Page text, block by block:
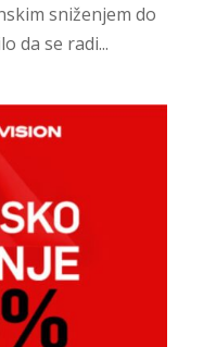
sniženjem do
da se radi...